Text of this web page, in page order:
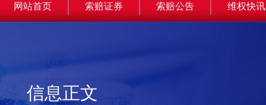
网站首页 索赔证券 索赔公告 维权快讯
信息正文